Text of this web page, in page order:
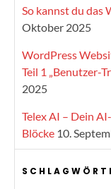
So kannst du das
Oktober 2025
WordPress
Teil 1 „Benutzer-
2025
Telex AI – Dein
Blöcke 10.